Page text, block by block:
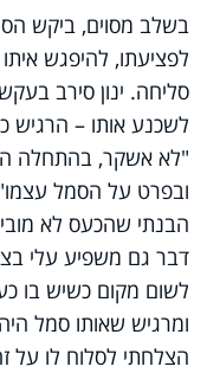
בשלב מסוים, ביקש
לפציעתו, להיפגש
סליחה. ינון סירב
לשכנע אותו – הרגיש
"לא אשקר, בהתחלה
ובפרט על הסמל
הבנתי שהכעס לא
דבר גם משפיע עלי
לשום מקום כשיש בו
ומרגיש שאותו סמל
הצלחתי לסלוח לו על